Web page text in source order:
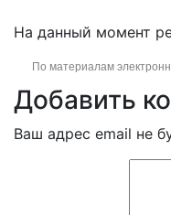
На данный момент
По материалам
Добавить
Ваш адрес email не